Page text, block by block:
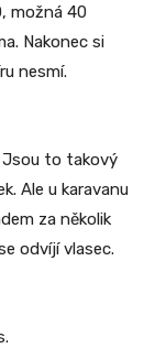
možná 40
Nakonec si
nesmí.
Jsou to takový
Ale u karavanu
za několik
odvíjí vlasec.